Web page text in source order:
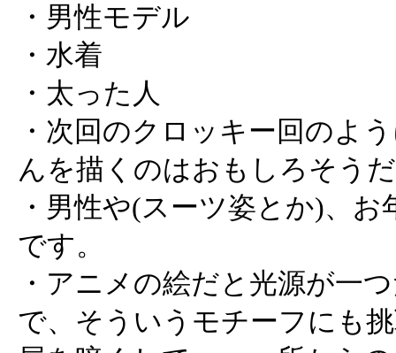
・男性モデル
・水着
・太った人
・次回のクロッキー回のよ
んを描くのはおもしろそう
・男性や(スーツ姿とか)、
です。
・アニメの絵だと光源が一
で、そういうモチーフにも